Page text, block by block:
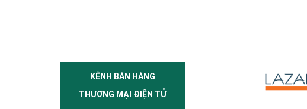
KÊNH BÁN HÀNG
THƯƠNG MẠI ĐIỆN TỬ